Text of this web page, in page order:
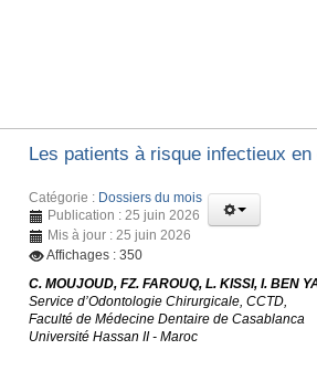
Les patients à risque infectieux
Catégorie : Dossiers du mois
Publication : 25 juin 2026
Mis à jour : 25 juin 2026
Affichages : 350
C. MOUJOUD, FZ. FAROUQ, L. KISSI, I. BEN
Service d’Odontologie Chirurgicale, CCTD,
Faculté de Médecine Dentaire de Casablanca
Université Hassan II - Maroc